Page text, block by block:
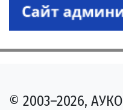
© 2003–2026, АУКО